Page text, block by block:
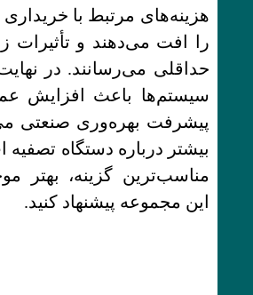
هزینه‌های مرتبط با
را افت می‌دهند و
حداقلی می‌رسانند. در
سیستم‌ها باعث افزایش
پیشرفت بهره‌وری صنعتی
بیشتر درباره دستگاه
مناسب‌ترین گزینه، بهتر
این مجموعه پیشنهاد کنید.